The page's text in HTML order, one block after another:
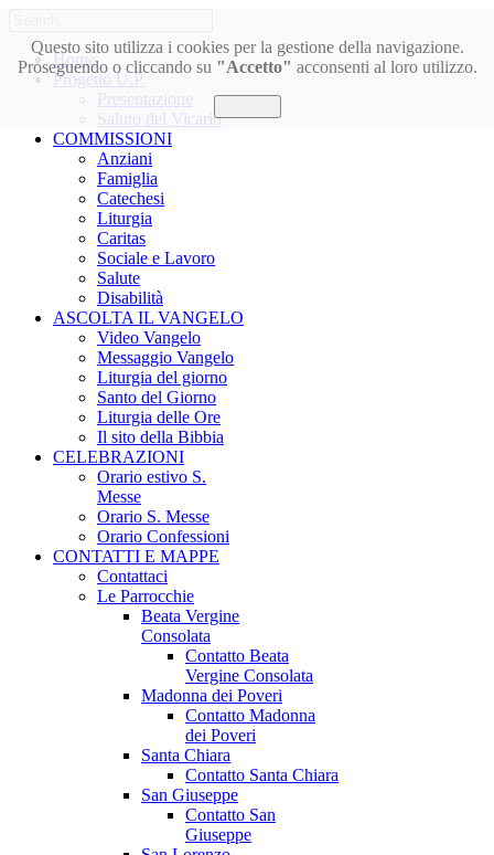
Questo sito utilizza i cookies per la gestione della navigazione.
Proseguendo o cliccando su "Accetto" acconsenti al loro utilizzo.
Home
Progetto U.P.
Presentazione
Saluto del Vicario
COMMISSIONI
Anziani
Famiglia
Catechesi
Liturgia
Caritas
Sociale e Lavoro
Salute
Disabilità
ASCOLTA IL VANGELO
Video Vangelo
Messaggio Vangelo
Liturgia del giorno
Santo del Giorno
Liturgia delle Ore
Il sito della Bibbia
CELEBRAZIONI
Orario estivo S.
Messe
Orario S. Messe
Orario Confessioni
CONTATTI E MAPPE
Contattaci
Le Parrocchie
Beata Vergine
Consolata
Contatto Beata
Vergine Consolata
Madonna dei Poveri
Contatto Madonna
dei Poveri
Santa Chiara
Contatto Santa Chiara
San Giuseppe
Contatto San
Giuseppe